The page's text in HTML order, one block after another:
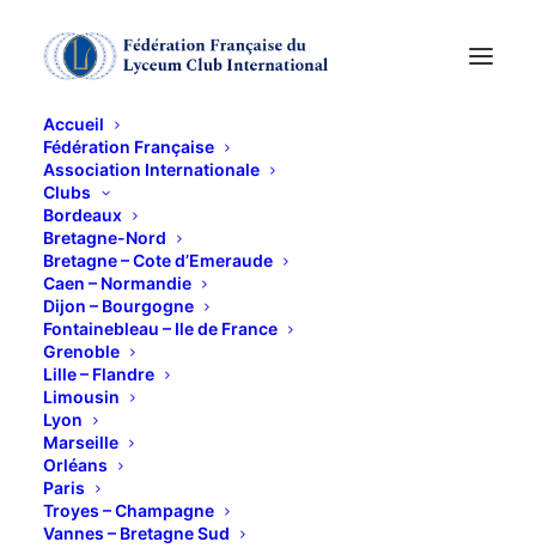
Accueil
Fédération Française
Association Internationale
Clubs
Bordeaux
Bretagne-Nord
Bretagne – Cote d’Emeraude
Caen – Normandie
Dijon – Bourgogne
Fontainebleau – Ile de France
Grenoble
Lille – Flandre
Limousin
Lyon
Marseille
Orléans
Paris
Troyes – Champagne
Vannes – Bretagne Sud
Sortie culturelle à
Paris 29 novembre
2023